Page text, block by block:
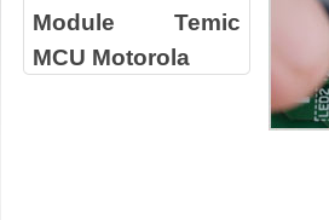
Module Temic
MCU Motorola